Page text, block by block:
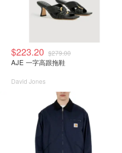
$223.20 $279.00
AJE 一字高跟拖鞋
David Jones